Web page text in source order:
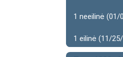
1 neeilinė
1 eilinė (11/